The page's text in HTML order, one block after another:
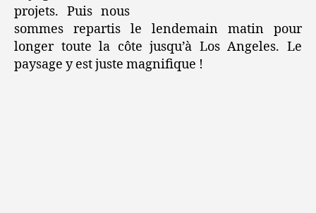
projets. Puis nous
sommes repartis le lendemain matin pour
longer toute la côte jusqu’à Los Angeles. Le
paysage y est juste magnifique !